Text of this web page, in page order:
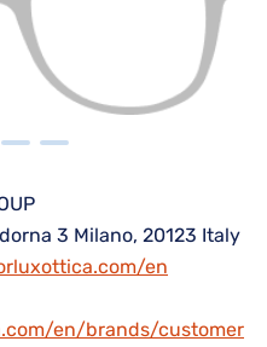
3 Milano, 20123 Italy
en
en/brands/customer